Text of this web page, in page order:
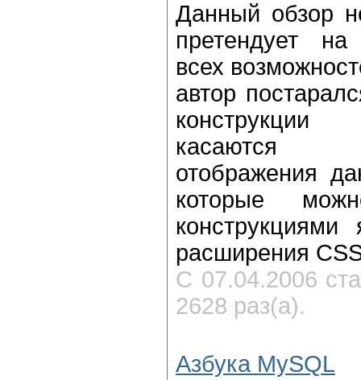
Данный обзор
претендует
всех
автор
касаются
отображения
которые
расширения
С 07.04.2006
2628 раз(а).
Азбука MySQL